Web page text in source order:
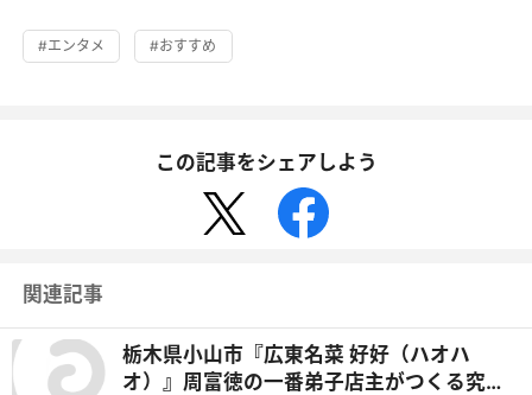
#エンタメ #おすすめ
この記事をシェアしよう
関連記事
栃木県小山市『広東名菜 好好（ハオハ
オ）』周富徳の一番弟子店主がつくる究極